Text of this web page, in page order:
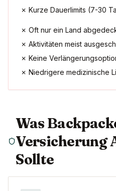
✗ Kurze Dauerlimits (7-30
✗ Oft nur ein Land
✗ Aktivitäten meist
✗ Keine
✗ Niedrigere medizinische
Was
Versicherung
Sollte